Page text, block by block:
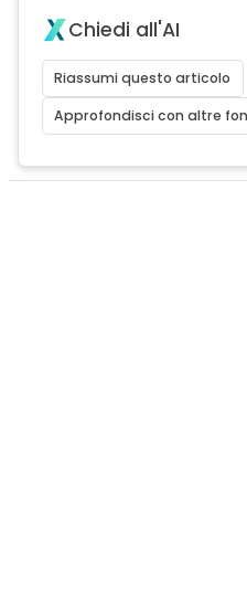
Chiedi all'AI
Riassumi questo articolo
Approfondisci con altre